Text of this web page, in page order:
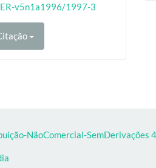
v5n1a1996/1997-3
NãoComercial-SemDerivações